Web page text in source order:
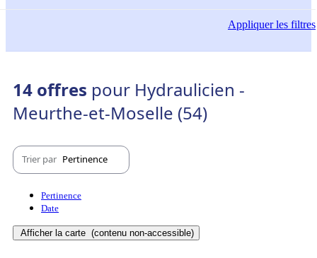
Appliquerles filtres
14 offres pour Hydraulicien -
Meurthe-et-Moselle (54)
Trier par Pertinence
Pertinence
Date
Afficher la carte (contenu non-accessible)